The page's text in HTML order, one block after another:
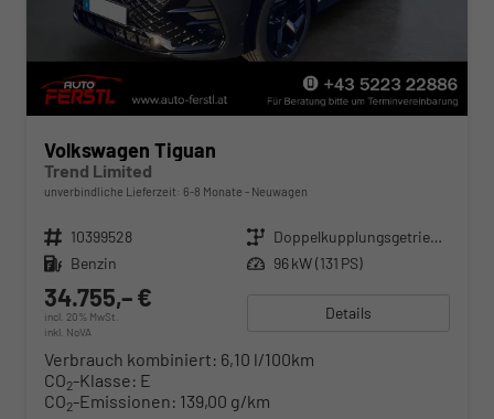
Volkswagen Tiguan
Trend Limited
unverbindliche Lieferzeit: 6-8 Monate Neuwagen
Fahrzeugnr. 10399528 Getriebe
Doppelkupplungsgetriebe (DSG)
Kraftstoff Benzin Leistung 96 kW (131 PS)
34.755,– €
incl. 20% MwSt.
inkl. NoVA
Details
Verbrauch kombiniert: 6,10 l/100km
CO2-Klasse: E
CO2-Emissionen: 139,00 g/km